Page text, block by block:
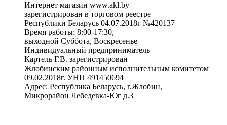
Интернет магазин www.akl.by
зарегистрирован в торговом реестре
Республики Беларусь 04.07.2018г №420137
Время работы: 8:00-17:30,
выходной Суббота, Воскресенье
Индивидуальный предприниматель
Картель Г.В. зарегистрирован
Жлобинским районным исполнительным комитетом
09.02.2018г. УНП 491450694
Адрес: Республика Беларусь, г.Жлобин,
Микрорайон Лебедевка-Юг д.3